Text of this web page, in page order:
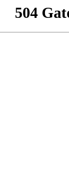
504